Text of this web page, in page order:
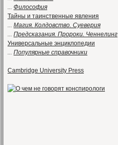
... Философия
Тайны и таинственные явления
... Магия. Колдовство. Суеверия
... Предсказания. Пророки. Ченнелинг
Универсальные энциклопедии
... Популярные справочники
Cambridge University Press